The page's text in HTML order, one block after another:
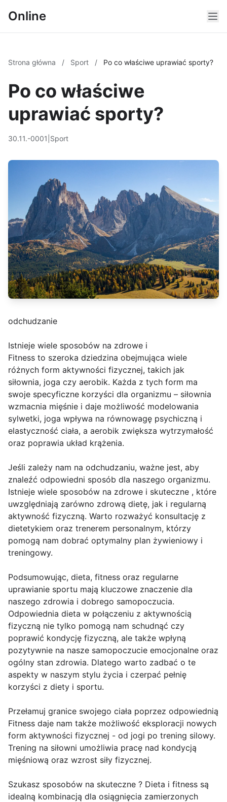
Online
Strona główna / Sport / Po co właściwe uprawiać sporty?
Po co właściwe
uprawiać sporty?
30.11.-0001 Sport
odchudzanie
Istnieje wiele sposobów na zdrowe i
Fitness to szeroka dziedzina obejmująca wiele
różnych form aktywności fizycznej, takich jak
siłownia, joga czy aerobik. Każda z tych form ma
swoje specyficzne korzyści dla organizmu – siłownia
wzmacnia mięśnie i daje możliwość modelowania
sylwetki, joga wpływa na równowagę psychiczną i
elastyczność ciała, a aerobik zwiększa wytrzymałość
oraz poprawia układ krążenia.
Jeśli zależy nam na odchudzaniu, ważne jest, aby
znaleźć odpowiedni sposób dla naszego organizmu.
Istnieje wiele sposobów na zdrowe i skuteczne , które
uwzględniają zarówno zdrową dietę, jak i regularną
aktywność fizyczną. Warto rozważyć konsultację z
dietetykiem oraz trenerem personalnym, którzy
pomogą nam dobrać optymalny plan żywieniowy i
treningowy.
Podsumowując, dieta, fitness oraz regularne
uprawianie sportu mają kluczowe znaczenie dla
naszego zdrowia i dobrego samopoczucia.
Odpowiednia dieta w połączeniu z aktywnością
fizyczną nie tylko pomogą nam schudnąć czy
poprawić kondycję fizyczną, ale także wpłyną
pozytywnie na nasze samopoczucie emocjonalne oraz
ogólny stan zdrowia. Dlatego warto zadbać o te
aspekty w naszym stylu życia i czerpać pełnię
korzyści z diety i sportu.
Przełamuj granice swojego ciała poprzez odpowiednią
Fitness daje nam także możliwość eksploracji nowych
form aktywności fizycznej - od jogi po trening silowy.
Trening na siłowni umożliwia pracę nad kondycją
mięśniową oraz wzrost siły fizycznej.
Szukasz sposobów na skuteczne ? Dieta i fitness są
idealną kombinacją dla osiągnięcia zamierzonych